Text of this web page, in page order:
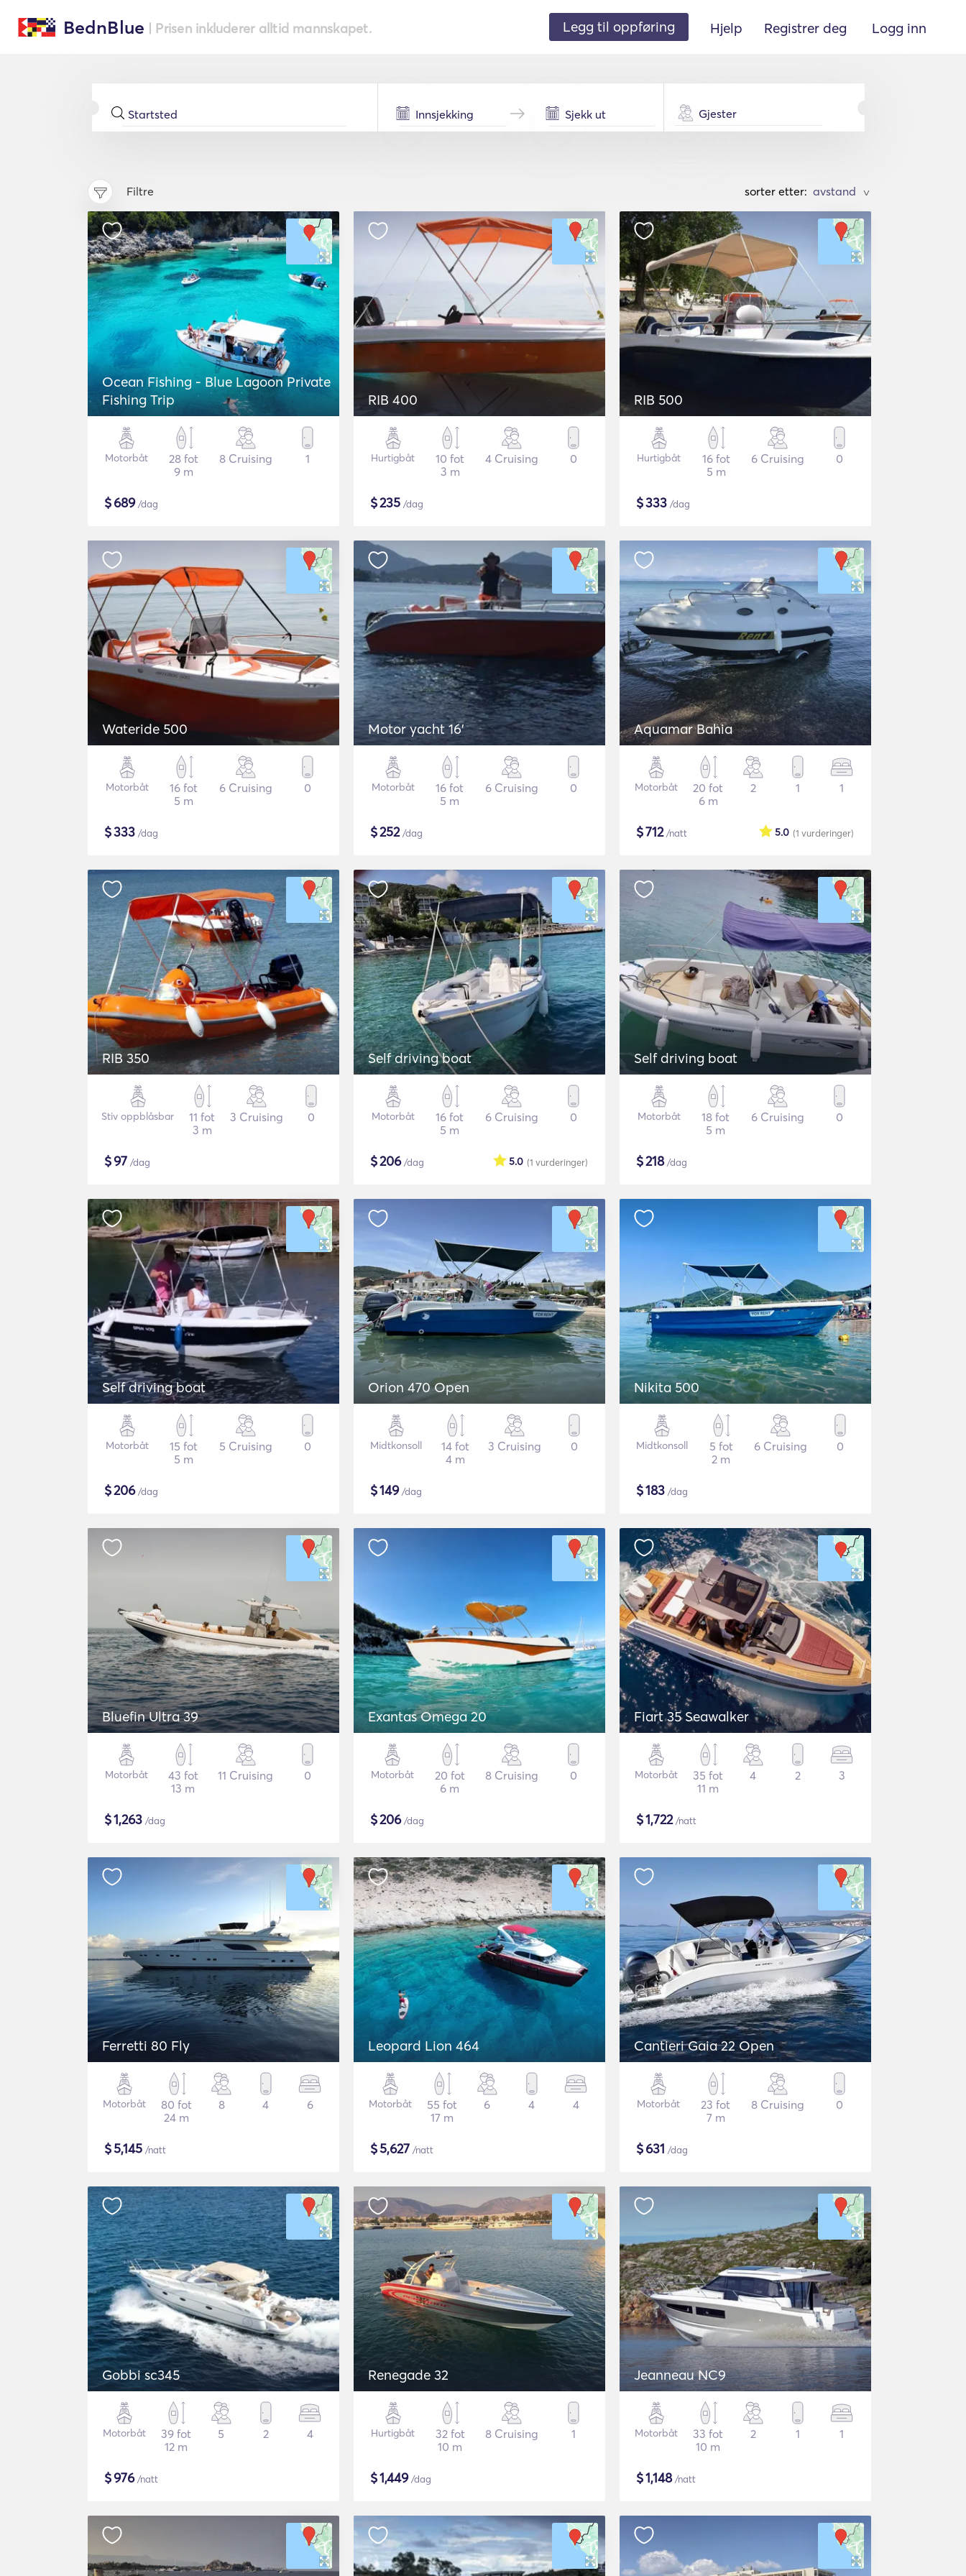
BednBlue | Prisen inkluderer alltid mannskapet. Legg til oppføring Hjelp Registrer deg Logg inn
Gjester
Filtre sorter etter: >
Ocean Fishing - Blue Lagoon Private
Fishing Trip
Motorbåt
28 fot
9 m
8 Cruising 1
$689/dag
RIB 400
Hurtigbåt
10 fot
3 m
4 Cruising 0
$235 /dag
RIB 500
Hurtigbåt
16 fot
5 m
6 Cruising 0
$333 /dag
Wateride 500
Motorbåt
16 fot
5 m
6 Cruising 0
$333 /dag
Motor yacht 16'
Motorbåt
16 fot
5 m
6 Cruising 0
$252/dag
Aquamar Bahia
Motorbåt
20 fot
6 m
2 1 1
$712/natt (1 vurderinger)
5.0
RIB 350
Stiv oppblåsbar
11 fot
3 m
3 Cruising 0
$97 /dag
Self driving boat
Motorbåt
16 fot
5 m
6 Cruising 0
$206/dag (1 vurderinger)
5.0
Self driving boat
Motorbåt
18 fot
5 m
6 Cruising 0
$218/dag
Self driving boat
Motorbåt
15 fot
5 m
5 Cruising 0
$206/dag
Orion 470 Open
Midtkonsoll
14 fot
4 m
3 Cruising 0
$149/dag
Nikita 500
Midtkonsoll
5 fot
2 m
6 Cruising 0
$183 /dag
Bluefin Ultra 39
Motorbåt
43 fot
13 m
11 Cruising 0
$1,263 /dag
Exantas Omega 20
Motorbåt
20 fot
6 m
8 Cruising 0
$206/dag
Fiart 35 Seawalker
Motorbåt
35 fot
11 m
4 2 3
$1,722/natt
Ferretti 80 Fly
Motorbåt
80 fot
24 m
8 4 6
$5,145 /natt
Leopard Lion 464
Motorbåt
55 fot
17 m
6 4 4
$5,627 /natt
Cantieri Gaia 22 Open
Motorbåt
23 fot
7 m
8 Cruising 0
$631 /dag
Gobbi sc345
Motorbåt
39 fot
12 m
5 2 4
$976/natt
Renegade 32
Hurtigbåt
32 fot
10 m
8 Cruising 1
$1,449/dag
Jeanneau NC9
Motorbåt
33 fot
10 m
2 1 1
$1,148/natt